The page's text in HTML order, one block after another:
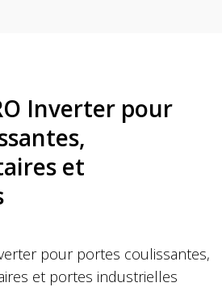
Inverter pour
et
pour portes coulissantes,
et portes industrielles